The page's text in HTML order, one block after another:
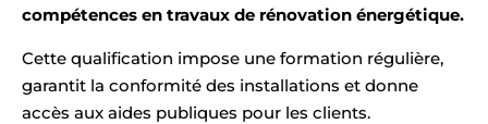
compétences en travaux de rénovation énergétique.
Cette qualification impose une formation régulière,
garantit la conformité des installations et donne
accès aux aides publiques pour les clients.